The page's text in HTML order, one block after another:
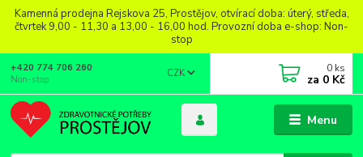
Kamenná prodejna Rejskova 25, Prostějov, otvírací doba: úterý, středa,
čtvrtek 9,00 - 11,30 a 13,00 - 16,00 hod. Provozní doba e-shop: Non-
stop
Menu
CZK
+420 774 706 260
Non-stop
0 ks
za 0 Kč